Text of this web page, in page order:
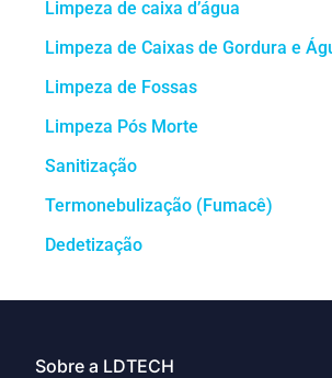
Limpeza de caixa d’água
Limpeza de Caixas de Gordura e
Limpeza de Fossas
Limpeza Pós Morte
Sanitização
Termonebulização (Fumacê)
Dedetização
Sobre a LDTECH